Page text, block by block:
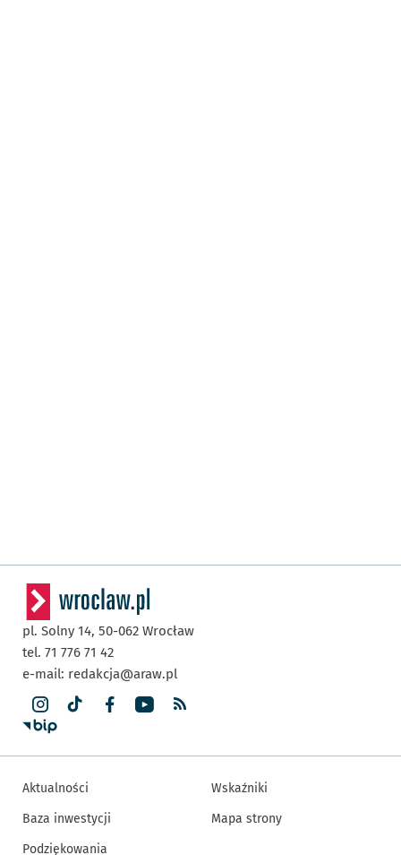
pl. Solny 14, 50-062 Wrocław
tel. 71 776 71 42
e-mail: redakcja@araw.pl
Aktualności
Baza inwestycji
Podziękowania
Wskaźniki
Mapa strony